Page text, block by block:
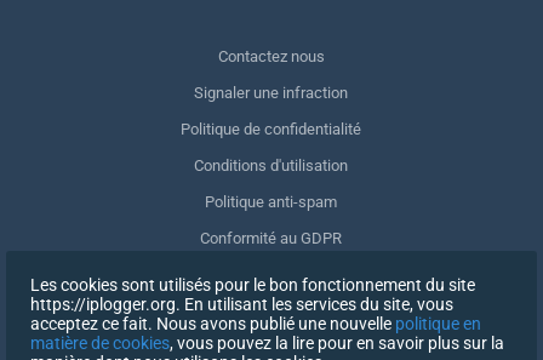
Contactez nous
Signaler une infraction
Politique de confidentialité
Conditions d'utilisation
Politique anti-spam
Conformité au GDPR
Supprimer mes données
Retrait du consentement
Les cookies sont utilisés pour le bon fonctionnement du site
https://iplogger.org. En utilisant les services du site, vous
acceptez ce fait. Nous avons publié une nouvelle politique en
matière de cookies, vous pouvez la lire pour en savoir plus sur la